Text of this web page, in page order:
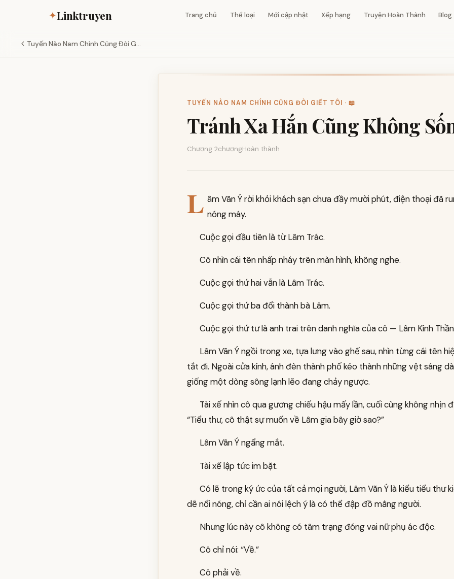
✦Linktruyen Trang chủ Thể loại Mới cập nhật Xếp hạng Truyện Hoàn Thành Blog
Tuyến Nào Nam Chính Cũng Đòi G...
TUYẾN NÀO NAM CHÍNH CŨNG ĐÒI GIẾT TÔI · 📖
Tránh Xa Hắn Cũng Không
Chương 2chươngHoàn thành
L âm Vãn Ý rời khỏi khách sạn chưa đầy mười phút, điện thoại đã
nóng máy.
Cuộc gọi đầu tiên là từ Lâm Trác.
Cô nhìn cái tên nhấp nháy trên màn hình, không nghe.
Cuộc gọi thứ hai vẫn là Lâm Trác.
Cuộc gọi thứ ba đổi thành bà Lâm.
Cuộc gọi thứ tư là anh trai trên danh nghĩa của cô — Lâm Kính
Lâm Vãn Ý ngồi trong xe, tựa lưng vào ghế sau, nhìn từng cái tên
tắt đi. Ngoài cửa kính, ánh đèn thành phố kéo thành những vệt sáng
giống một dòng sông lạnh lẽo đang chảy ngược.
Tài xế nhìn cô qua gương chiếu hậu mấy lần, cuối cùng không nhịn
“Tiểu thư, cô thật sự muốn về Lâm gia bây giờ sao?”
Lâm Vãn Ý ngẩng mắt.
Tài xế lập tức im bặt.
Có lẽ trong ký ức của tất cả mọi người, Lâm Vãn Ý là kiểu tiểu thư
dễ nổi nóng, chỉ cần ai nói lệch ý là có thể đập đồ mắng người.
Nhưng lúc này cô không có tâm trạng đóng vai nữ phụ ác độc.
Cô chỉ nói: “Về.”
Cô phải về.